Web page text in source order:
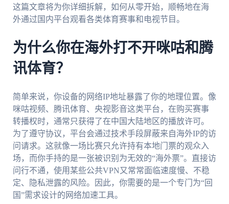
这篇文章将为你详细拆解，如何从零开始，顺畅地在海
外通过国内平台观看各类体育赛事和电视节目。
为什么你在海外打不开咪咕和腾
讯体育？
简单来说，你设备的网络IP地址暴露了你的地理位置。像
咪咕视频、腾讯体育、央视影音这类平台，在购买赛事
转播权时，通常只获得了在中国大陆地区的播放许可。
为了遵守协议，平台会通过技术手段屏蔽来自海外IP的访
问请求。这就像一场比赛只允许持有本地门票的观众入
场，而你手持的是一张被识别为无效的“海外票”。直接访
问行不通，使用某些公共VPN又常常面临速度慢、不稳
定、隐私泄露的风险。因此，你需要的是一个专门为“回
国”需求设计的网络加速工具。